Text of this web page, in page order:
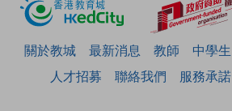
關於教城 最新消息 教師 中學生
人才招募
聯絡我們 服務承諾